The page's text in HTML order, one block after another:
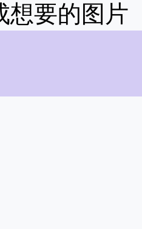
想要的图片